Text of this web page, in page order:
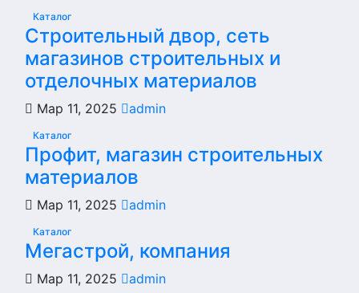
Каталог
Строительный двор, сеть
магазинов строительных и
отделочных материалов
Мар 11, 2025 admin
Каталог
Профит, магазин строительных
материалов
Мар 11, 2025 admin
Каталог
Мегастрой, компания
Мар 11, 2025 admin